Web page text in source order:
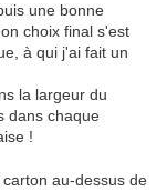
une bonne
choix final s'est
à qui j'ai fait un
la largeur du
dans chaque
!
au-dessus de